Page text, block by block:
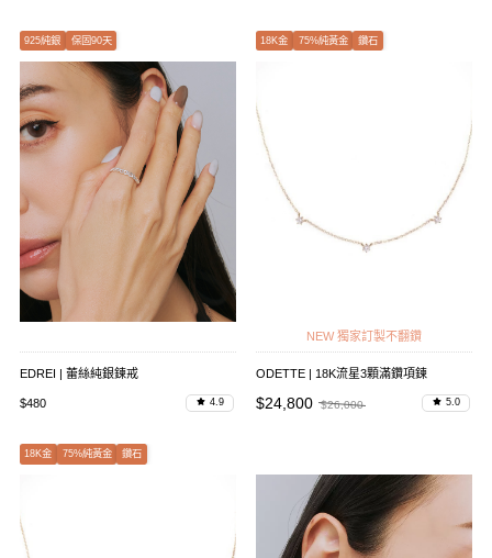
925純銀 保固90天
EDREI | 蕾絲純銀鍊戒
$480 4.9
18K金 75%純黃金 鑽石
NEW 獨家訂製不翻鑽
ODETTE | 18K流星3顆滿鑽項鍊
$24,800 $26,000 5.0
18K金 75%純黃金 鑽石